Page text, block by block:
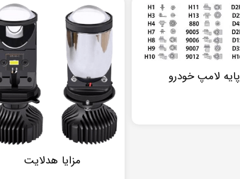
پایه لامپ خودرو
مزایا هدلایت